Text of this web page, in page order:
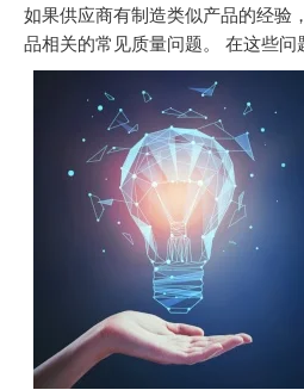
如果供应商有制造类似产品的经验
品相关的常见质量问题。
在这些问